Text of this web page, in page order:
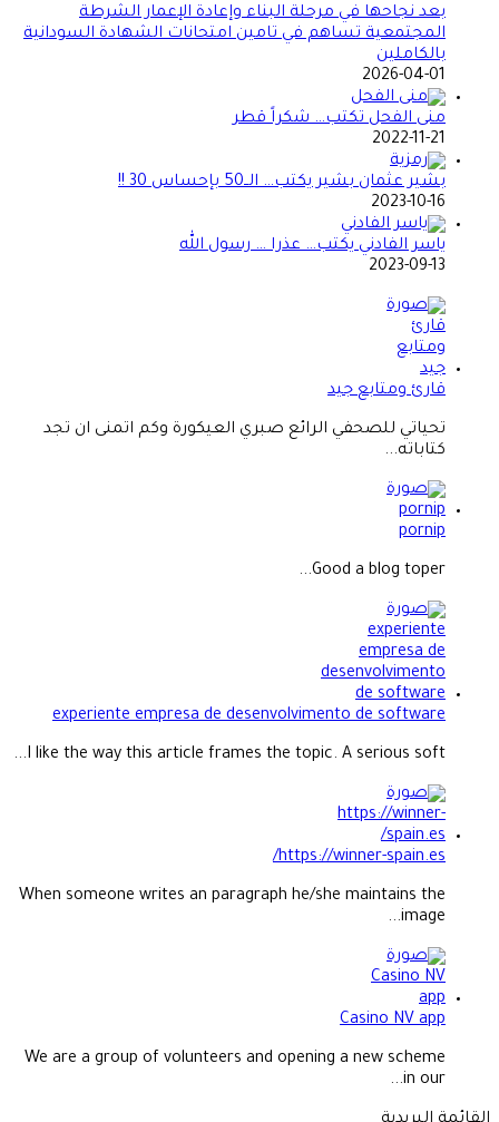
بعد نجاحها في مرحلة البناء وإعادة الإعمار الشرطة
المجتمعية تساهم في تامين امتحانات الشهادة السودانية
بالكاملين
2026-04-01
منى الفحل تكتب… شكراً قطر
2022-11-21
بشير عثمان بشير يكتب… الــ50 بإحساس 30 !!
2023-10-16
ياسر الفادني يكتب… عذرا … رسول الله
2023-09-13
قارئ ومتابع جيد
تحياتي للصحفي الرائع صبري العيكورة وكم اتمنى ان تجد
كتاباته...
pornip
Good a blog toper...
experiente empresa de desenvolvimento de software
I like the way this article frames the topic. A serious soft...
https://winner-spain.es/
When someone writes an paragraph he/she maintains the
image...
Casino NV app
We are a group of volunteers and opening a new scheme
in our...